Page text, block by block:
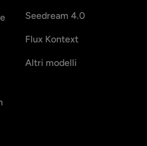
Seedream 4.0
Flux Kontext
Altri modelli